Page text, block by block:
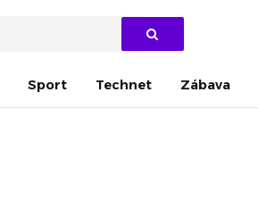
Sport Technet Zábava